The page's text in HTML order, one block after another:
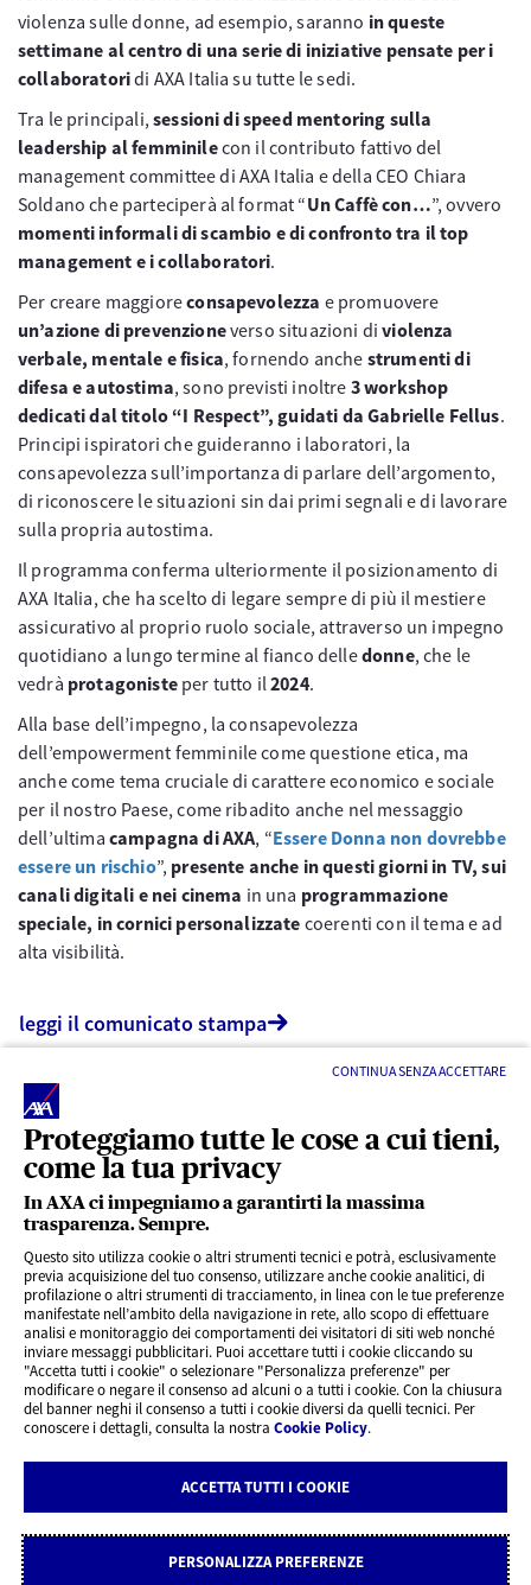
Proteggiamo tutte le cose a cui tieni,
come la tua privacy
In AXA ci impegniamo a garantirti la massima
trasparenza. Sempre.
Questo sito utilizza cookie o altri strumenti tecnici e potrà, esclusivamente
previa acquisizione del tuo consenso, utilizzare anche cookie analitici, di
profilazione o altri strumenti di tracciamento, in linea con le tue preferenze
manifestate nell’ambito della navigazione in rete, allo scopo di effettuare
analisi e monitoraggio dei comportamenti dei visitatori di siti web nonché
inviare messaggi pubblicitari. Puoi accettare tutti i cookie cliccando su
"Accetta tutti i cookie" o selezionare "Personalizza preferenze" per
modificare o negare il consenso ad alcuni o a tutti i cookie. Con la chiusura
del banner neghi il consenso a tutti i cookie diversi da quelli tecnici. Per
conoscere i dettagli, consulta la nostra Cookie Policy.
CONTINUA SENZA ACCETTARE
ACCETTA TUTTI I COOKIE
PERSONALIZZA PREFERENZE
violenza sulle donne, ad esempio, saranno in queste
settimane al centro di una serie di iniziative pensate per i
collaboratoridi AXA Italia su tutte le sedi.
Tra le principali,sessioni di speed mentoring sulla
leadership al femminilecon il contributo fattivo del
management committee di AXA Italia e della CEO Chiara
Soldano che parteciperà al format “Un Caffè con…”, ovvero
momenti informali di scambio e di confronto tra il top
management e i collaboratori.
Per creare maggioreconsapevolezza e promuovere
un’azione di prevenzioneverso situazioni diviolenza
verbale, mentale e fisica, fornendo anche strumenti di
difesa e autostima, sono previsti inoltre 3 workshop
dedicati dal titolo “I Respect”, guidati da Gabrielle Fellus.
Principi ispiratori che guideranno i laboratori, la
consapevolezza sull’importanza di parlare dell’argomento,
di riconoscere le situazioni sin dai primi segnali e di lavorare
sulla propria autostima.
Il programma conferma ulteriormente il posizionamento di
AXA Italia, che ha scelto di legare sempre di più il mestiere
assicurativo al proprio ruolo sociale, attraverso un impegno
quotidiano a lungo termine al fianco delledonne, che le
vedrà protagonisteper tutto il2024.
Alla base dell’impegno, la consapevolezza
dell’empowerment femminile come questione etica, ma
anche come tema cruciale di carattere economico e sociale
per il nostro Paese, come ribadito anche nel messaggio
dell’ultima campagna di AXA, “Essere Donna non dovrebbe
essere un rischio”, presente anche in questi giorni in TV, sui
canali digitali e nei cinema in una programmazione
speciale, in cornici personalizzate coerenti con il tema e ad
alta visibilità.
leggi il comunicato stampa
CONTENUTI INTERESSANTI
BLOG
Privacy
Rivedi le tue scelte sui Cookie
Cookie Policy
Note legali